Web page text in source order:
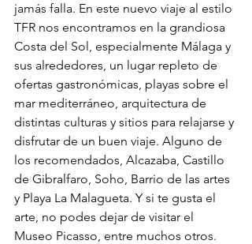
jamás falla. En este nuevo viaje al estilo
TFR nos encontramos en la grandiosa
Costa del Sol, especialmente Málaga y
sus alrededores, un lugar repleto de
ofertas gastronómicas, playas sobre el
mar mediterráneo, arquitectura de
distintas culturas y sitios para relajarse y
disfrutar de un buen viaje. Alguno de
los recomendados, Alcazaba, Castillo
de Gibralfaro, Soho, Barrio de las artes
y Playa La Malagueta. Y si te gusta el
arte, no podes dejar de visitar el
Museo Picasso, entre muchos otros.